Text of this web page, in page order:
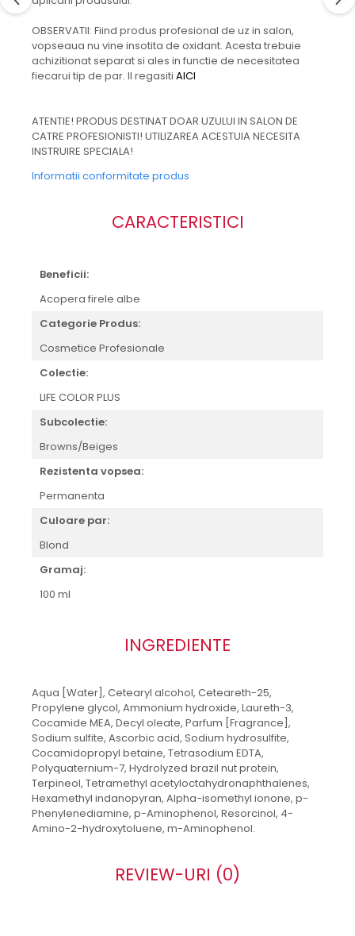
OBSERVATII: Fiind produs profesional de uz in salon,
vopseaua nu vine insotita de oxidant. Acesta trebuie
achizitionat separat si ales in functie de necesitatea
fiecarui tip de par. Il regasiti AICI
ATENTIE! PRODUS DESTINAT DOAR UZULUI IN SALON DE
CATRE PROFESIONISTI! UTILIZAREA ACESTUIA NECESITA
INSTRUIRE SPECIALA!
Informatii conformitate produs
CARACTERISTICI
Beneficii:
Acopera firele albe
Categorie Produs:
Cosmetice Profesionale
Colectie:
LIFE COLOR PLUS
Subcolectie:
Browns/Beiges
Rezistenta vopsea:
Permanenta
Culoare par:
Blond
Gramaj:
100 ml
INGREDIENTE
Aqua [Water], Cetearyl alcohol, Ceteareth-25,
Propylene glycol, Ammonium hydroxide, Laureth-3,
Cocamide MEA, Decyl oleate, Parfum [Fragrance],
Sodium sulfite, Ascorbic acid, Sodium hydrosulfite,
Cocamidopropyl betaine, Tetrasodium EDTA,
Polyquaternium-7, Hydrolyzed brazil nut protein,
Terpineol, Tetramethyl acetyloctahydronaphthalenes,
Hexamethyl indanopyran, Alpha-isomethyl ionone, p-
Phenylenediamine, p-Aminophenol, Resorcinol, 4-
Amino-2-hydroxytoluene, m-Aminophenol.
REVIEW-URI (0)